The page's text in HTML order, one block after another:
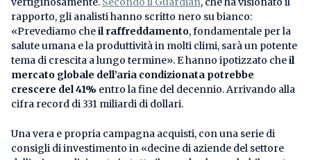
rapporto, gli analisti hanno scritto nero su bianco:
«Prevediamo cheil raffreddamento, fondamentale per la
salute umana e la produttività in molti climi, sarà un potente
tema di crescita a lungo termine». E hanno ipotizzato cheil
mercato globale dell’aria condizionata potrebbe
crescere del 41% entro la fine del decennio. Arrivando alla
cifra record di 331 miliardi di dollari.
Una vera e propria campagna acquisti, con una serie di
consigli di investimento in «decine di aziende del settore